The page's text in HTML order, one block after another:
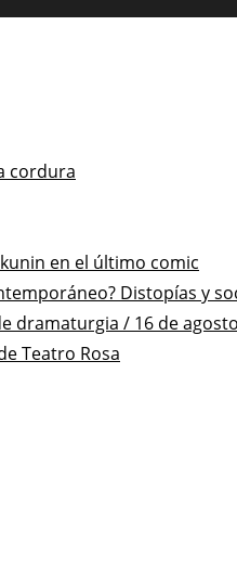
cordura
en el último comic
Distopías y
dramaturgia / 16 de
Teatro Rosa